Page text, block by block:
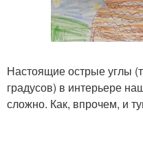
Настоящие острые углы
градусов) в интерьере
сложно. Как, впрочем, и